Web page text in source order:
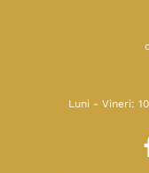
Luni - Vineri: